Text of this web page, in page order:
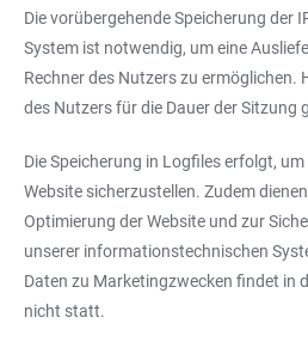
Die vorübergehende Speicherung der
System ist notwendig, um eine
Rechner des Nutzers zu ermöglichen.
des Nutzers für die Dauer der Sitzung
Die Speicherung in Logfiles erfolgt,
Website sicherzustellen. Zudem
Optimierung der Website und zur
unserer informationstechnischen
Daten zu Marketingzwecken findet in
nicht statt.